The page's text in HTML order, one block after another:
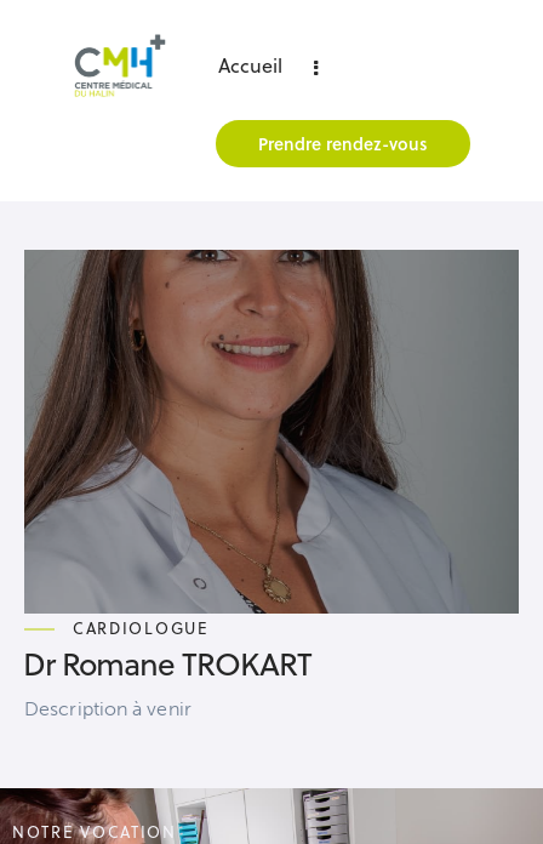
Accueil
Prendre rendez-vous
CARDIOLOGUE
Dr Romane TROKART
Description à venir
NOTRE VOCATION